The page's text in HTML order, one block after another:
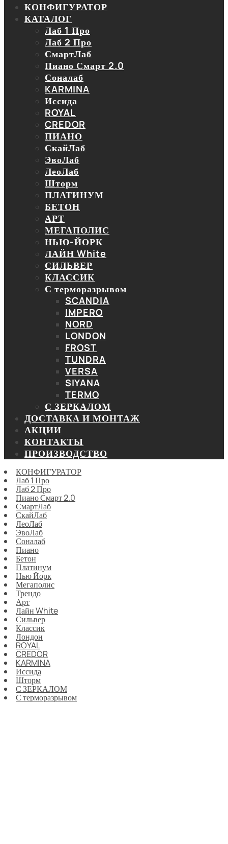
КОНФИГУРАТОР
КАТАЛОГ
Лаб 1 Про
Лаб 2 Про
СмартЛаб
Пиано Смарт 2.0
Соналаб
KARMINA
Иссида
ROYAL
CREDOR
ПИАНО
СкайЛаб
ЭвоЛаб
ЛеоЛаб
Шторм
ПЛАТИНУМ
БЕТОН
АРТ
МЕГАПОЛИС
НЬЮ-ЙОРК
ЛАЙН White
СИЛЬВЕР
КЛАССИК
С терморазрывом
SCANDIA
IMPERO
NORD
LONDON
FROST
TUNDRA
VERSA
SIYANA
TERMO
С ЗЕРКАЛОМ
ДОСТАВКА И МОНТАЖ
АКЦИИ
КОНТАКТЫ
ПРОИЗВОДСТВО
КОНФИГУРАТОР
Лаб 1 Про
Лаб 2 Про
Пиано Смарт 2.0
СмартЛаб
СкайЛаб
ЛеоЛаб
ЭвоЛаб
Соналаб
Пиано
Бетон
Платинум
Нью Йорк
Мегаполис
Трендо
Арт
Лайн White
Сильвер
Классик
Лондон
ROYAL
CREDOR
KARMINA
Иссида
Шторм
С ЗЕРКАЛОМ
С терморазрывом